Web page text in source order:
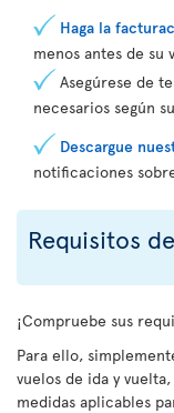
Haga la
menos antes de su
Asegúrese de
necesarios según
Descargue
notificaciones
Requisitos
¡Compruebe sus
Para ello,
vuelos de ida y
medidas aplicables